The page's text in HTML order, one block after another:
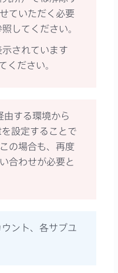
ていただく必要
してください。
されています
ださい。
する環境から
設定することで
の場合も、再度
合わせが必要と
ント、各サブユ